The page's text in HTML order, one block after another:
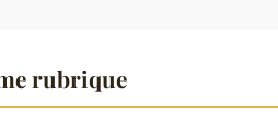
rubrique